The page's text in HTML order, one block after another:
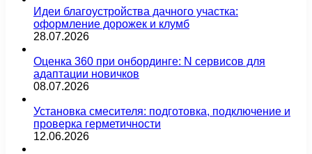
Идеи благоустройства дачного участка:
оформление дорожек и клумб
28.07.2026
Оценка 360 при онбординге: N сервисов для
адаптации новичков
08.07.2026
Установка смесителя: подготовка, подключение и
проверка герметичности
12.06.2026